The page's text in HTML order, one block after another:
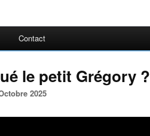
Contact
le petit Grégory ?
2025